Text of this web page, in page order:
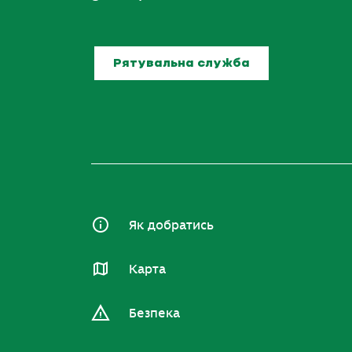
Рятувальна служба
Як добратись
Карта
Безпека